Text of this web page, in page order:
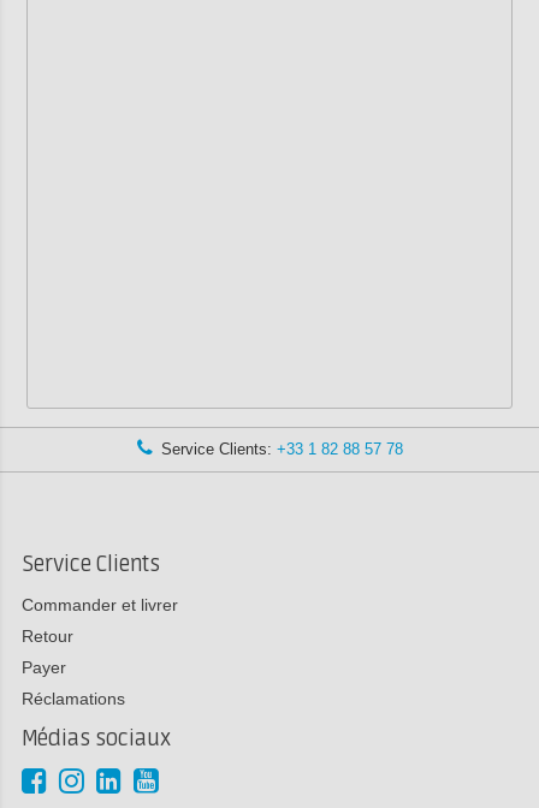
Service Clients: +33 1 82 88 57 78
Service Clients
Commander et livrer
Retour
Payer
Réclamations
Médias sociaux